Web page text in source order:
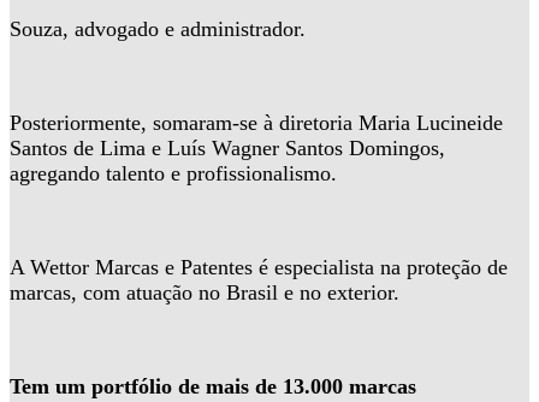
Souza, advogado e administrador.
Posteriormente, somaram-se à diretoria Maria Lucineide
Santos de Lima e Luís Wagner Santos Domingos,
agregando talento e profissionalismo.
A Wettor Marcas e Patentes é especialista na proteção de
marcas, com atuação no Brasil e no exterior.
Tem um portfólio de mais de 13.000 marcas